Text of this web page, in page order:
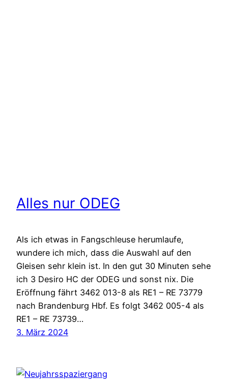
Alles nur ODEG
Als ich etwas in Fangschleuse herumlaufe,
wundere ich mich, dass die Auswahl auf den
Gleisen sehr klein ist. In den gut 30 Minuten sehe
ich 3 Desiro HC der ODEG und sonst nix. Die
Eröffnung fährt 3462 013-8 als RE1 – RE 73779
nach Brandenburg Hbf. Es folgt 3462 005-4 als
RE1 – RE 73739…
3. März 2024